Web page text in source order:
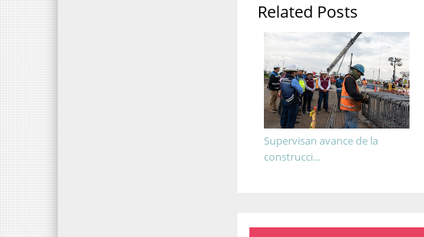
Related Posts
Supervisan avance de la
construcci...